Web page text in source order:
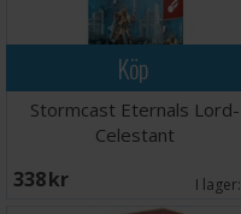
Köp
Stormcast Eternals Lord-
Celestant
338 SEK I lager: